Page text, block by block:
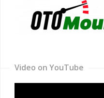
Video on YouTube